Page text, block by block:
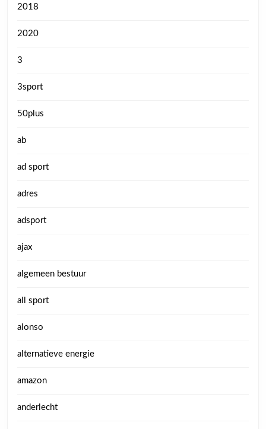
2018
2020
3
3sport
50plus
ab
ad sport
adres
adsport
ajax
algemeen bestuur
all sport
alonso
alternatieve energie
amazon
anderlecht